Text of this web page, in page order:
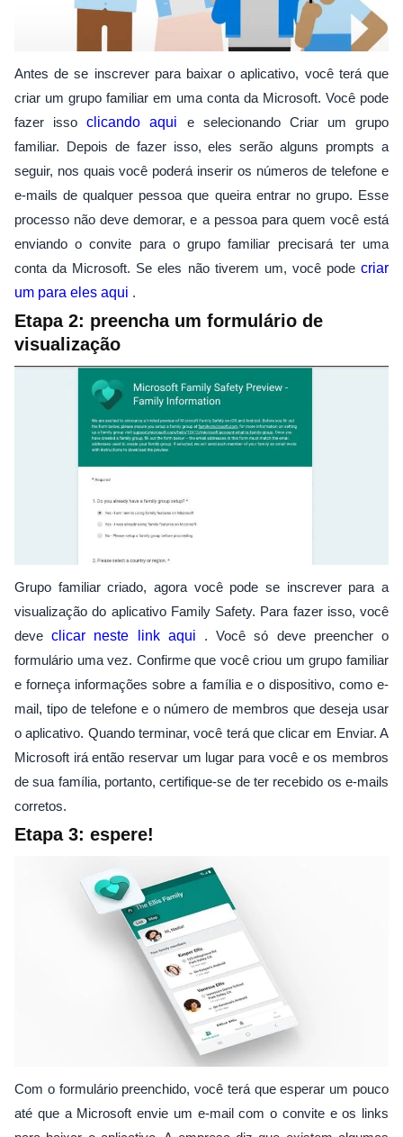
Antes de se inscrever para baixar o aplicativo, você terá que
criar um grupo familiar em uma conta da Microsoft. Você pode
fazer issoclicando aqui e selecionando Criar um grupo
familiar. Depois de fazer isso, eles serão alguns prompts a
seguir, nos quais você poderá inserir os números de telefone e
e-mails de qualquer pessoa que queira entrar no grupo. Esse
processo não deve demorar, e a pessoa para quem você está
enviando o convite para o grupo familiar precisará ter uma
conta da Microsoft. Se eles não tiverem um, você pode criar
um para eles aqui .
Etapa 2: preencha um formulário de
visualização
Grupo familiar criado, agora você pode se inscrever para a
visualização do aplicativo Family Safety. Para fazer isso, você
deveclicar neste link aqui . Você só deve preencher o
formulário uma vez. Confirme que você criou um grupo familiar
e forneça informações sobre a família e o dispositivo, como e-
mail, tipo de telefone e o número de membros que deseja usar
o aplicativo. Quando terminar, você terá que clicar em Enviar. A
Microsoft irá então reservar um lugar para você e os membros
de sua família, portanto, certifique-se de ter recebido os e-mails
corretos.
Etapa 3: espere!
Com o formulário preenchido, você terá que esperar um pouco
até que a Microsoft envie um e-mail com o convite e os links